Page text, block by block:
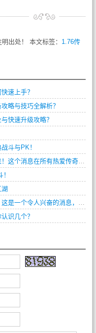
出处！ 本文标签： 1.76传
速上手？
略与技巧全解析？
快速升级攻略？
斗与PK！
1.76传奇重磅推出，畅爽游戏体验等你来！这个消息在所有热爱传奇游戏的玩家中引起了轰动，毕竟1.76版本是传奇游戏中最著名的版本之一，是无数玩家最向往的传奇世界。
1.76传奇版本再度来袭，玩家期待已久！这是一个令人兴奋的消息，许多老玩家都在翘首以待这个版本的到来。
识几个？